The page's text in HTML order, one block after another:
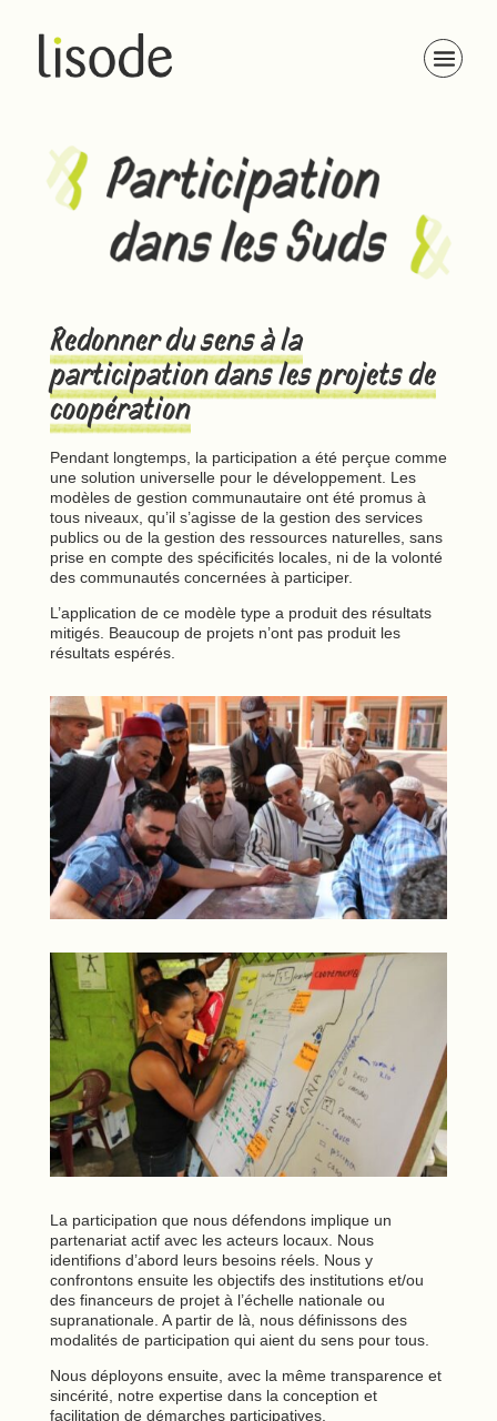
Participations dans les Suds
Redonner du sens à la
participation dans les projets de
coopération
Pendant longtemps, la participation a été perçue comme
une solution universelle pour le développement. Les
modèles de gestion communautaire ont été promus à
tous niveaux, qu’il s’agisse de la gestion des services
publics ou de la gestion des ressources naturelles, sans
prise en compte des spécificités locales, ni de la volonté
des communautés concernées à participer.
L’application de ce modèle type a produit des résultats
mitigés. Beaucoup de projets n’ont pas produit les
résultats espérés.
La participation que nous défendons implique un
partenariat actif avec les acteurs locaux. Nous
identifions d’abord leurs besoins réels. Nous y
confrontons ensuite les objectifs des institutions et/ou
des financeurs de projet à l’échelle nationale ou
supranationale. A partir de là, nous définissons des
modalités de participation qui aient du sens pour tous.
Nous déployons ensuite, avec la même transparence et
sincérité, notre expertise dans la conception et
facilitation de démarches participatives.